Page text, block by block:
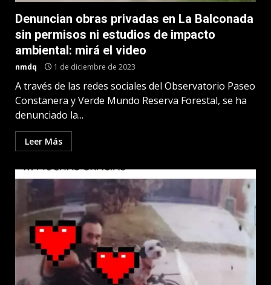
Denuncian obras privadas en La Balconada
sin permisos ni estudios de impacto
ambiental: mirá el video
nmdq 1 de diciembre de 2023
A través de las redes sociales del Observatorio Paseo
Constanera y Verde Mundo Reserva Forestal, se ha
denunciado la...
Leer Más